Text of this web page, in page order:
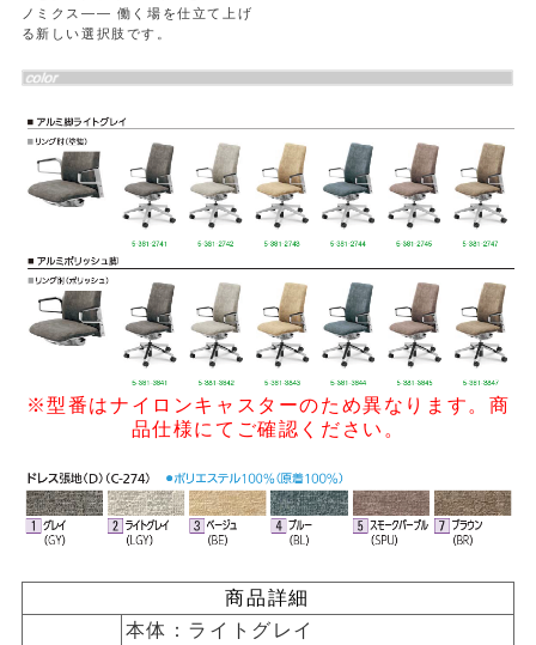
ノミクス―― 働く場を仕立て上げ
る新しい選択肢です。
※型番はナイロンキャスターのため異なります。商
品仕様にてご確認ください。
商品詳細
本体：ライトグレイ